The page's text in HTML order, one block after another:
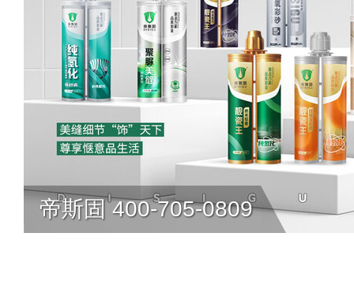
帝斯固 400-705-0809